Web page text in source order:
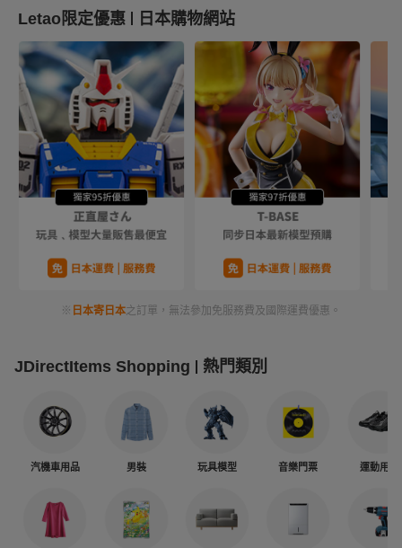
Letao限定優惠 日本購物網站
※ 日本寄日本之訂單，無法參加免服務費及國際運費優惠。
JDirectItems Shopping 熱門類別
汽機車用品 男裝 玩具模型 音樂門票 運動用品